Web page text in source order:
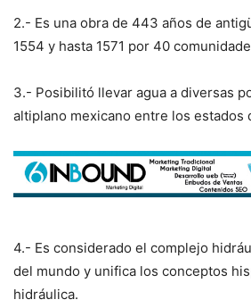
2.- Es una obra de 443 años de
1554 y hasta 1571 por 40
3.- Posibilitó llevar agua a diversas
altiplano mexicano entre los estados
4.- Es considerado el complejo
del mundo y unifica los conceptos
hidráulica.